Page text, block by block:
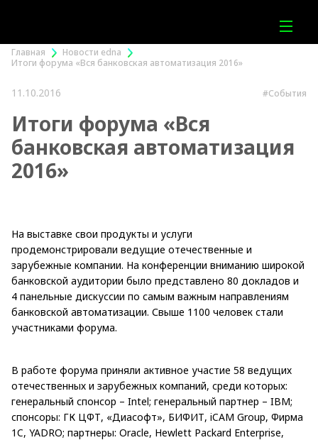
Главная
Новости edna
Итоги форума «Вся банковская автоматизация 2016»
11.10.2016 #События
Итоги форума «Вся
банковская автоматизация
2016»
На выставке свои продукты и услуги
продемонстрировали ведущие отечественные и
зарубежные компании. На конференции вниманию широкой
банковской аудитории было представлено 80 докладов и
4 панельные дискуссии по самым важным направлениям
банковской автоматизации. Свыше 1100 человек стали
участниками форума.
В работе форума приняли активное участие 58 ведущих
отечественных и зарубежных компаний, среди которых:
генеральный спонсор – Intel; генеральный партнер – IBM;
спонсоры: ГК ЦФТ, «Диасофт», БИФИТ, iCAM Group, Фирма
1C, YADRO; партнеры: Oracle, Hewlett Packard Enterprise,